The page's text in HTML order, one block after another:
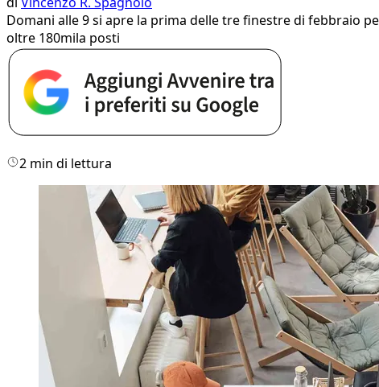
Domani alle 9 si apre la prima delle tre finestre di febbraio
oltre 180mila posti
2 min di lettura